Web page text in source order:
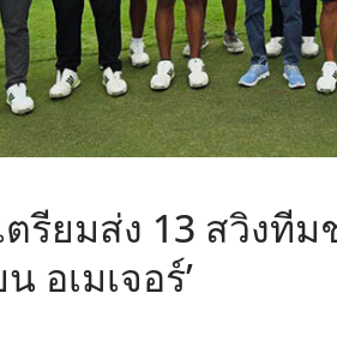
รียมส่ง 13 สวิงทีม
อเมเจอร์’